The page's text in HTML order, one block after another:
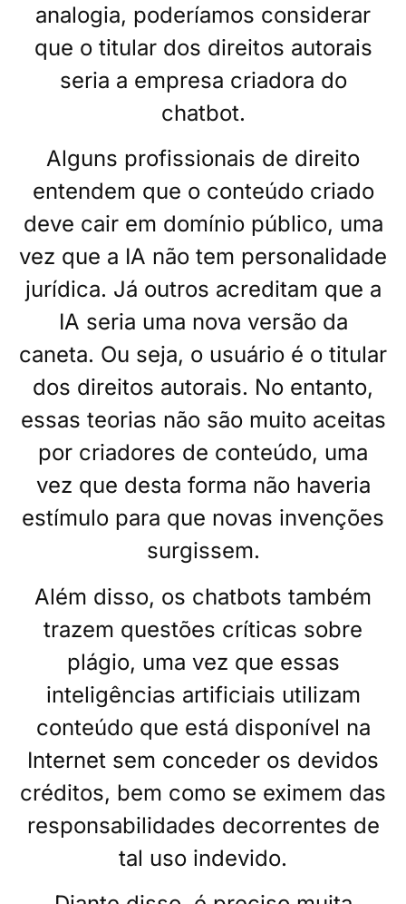
analogia, poderíamos considerar
que o titular dos direitos autorais
seria a empresa criadora do
chatbot.
Alguns profissionais de direito
entendem que o conteúdo criado
deve cair em domínio público, uma
vez que a IA não tem personalidade
jurídica. Já outros acreditam que a
IA seria uma nova versão da
caneta. Ou seja, o usuário é o titular
dos direitos autorais. No entanto,
essas teorias não são muito aceitas
por criadores de conteúdo, uma
vez que desta forma não haveria
estímulo para que novas invenções
surgissem.
Além disso, os chatbots também
trazem questões críticas sobre
plágio, uma vez que essas
inteligências artificiais utilizam
conteúdo que está disponível na
Internet sem conceder os devidos
créditos, bem como se eximem das
responsabilidades decorrentes de
tal uso indevido.